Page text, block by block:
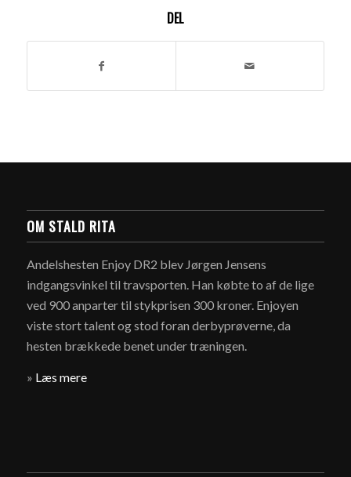
DEL
OM STALD RITA
Andelshesten Enjoy DR2 blev Jørgen Jensens
indgangsvinkel til travsporten. Han købte to af de lige
ved 900 anparter til stykprisen 300 kroner. Enjoyen
viste stort talent og stod foran derbyprøverne, da
hesten brækkede benet under træningen.
» Læs mere